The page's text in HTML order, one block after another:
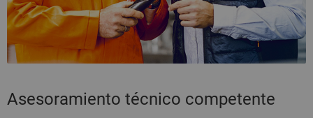
Asesoramiento técnico competente